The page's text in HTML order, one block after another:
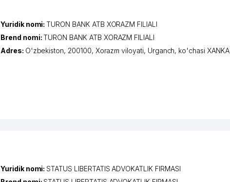
Yuridik nomi:TURON BANK ATB XORAZM FILIALI
Brend nomi:TURON BANK ATB XORAZM FILIALI
Adres: O'zbekiston, 200100, Xorazm viloyati, Urganch, ko'chasi XANKA
Yuridik nomi:STATUS LIBERTATIS ADVOKATLIK FIRMASI